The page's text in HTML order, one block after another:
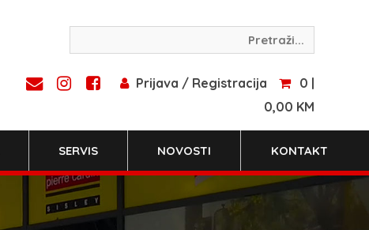
Prijava / Registracija
0 |
0,00 KM
SERVIS NOVOSTI KONTAKT